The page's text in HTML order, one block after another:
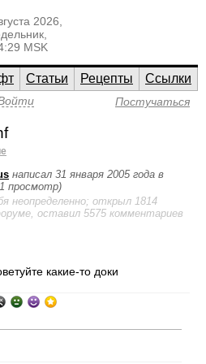
2026,
MSK
Статьи Рецепты
Ссылки
Постучаться
написал 31 января 2005 года в
просмотр)
неопределенно; открыл 1814
оставил 5575 комментариев
какие-то доки